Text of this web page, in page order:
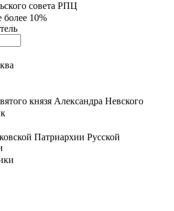
совета РПЦ
более 10%
князя Александра Невского
Патриархии Русской